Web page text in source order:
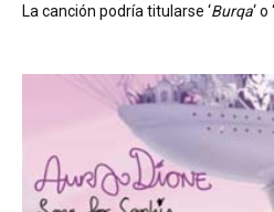
La canción podría titularse ‘Burqa‘ o ‘